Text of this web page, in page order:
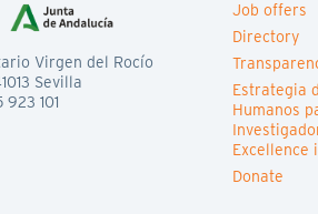
Virgen del Rocío
Sevilla
923 101
Job offers
Directory
Estrategia
Humanos
Excellence
Donate